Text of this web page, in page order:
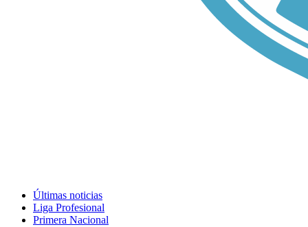
Últimas noticias
Liga Profesional
Primera Nacional